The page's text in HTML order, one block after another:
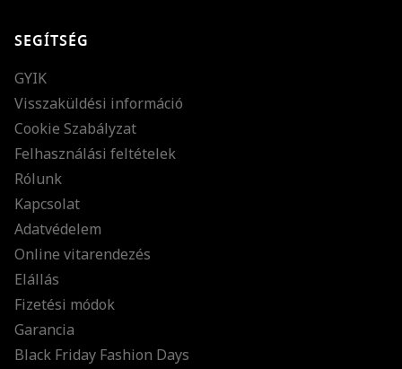
SEGÍTSÉG
GYIK
Visszaküldési információ
Cookie Szabályzat
Felhasználási feltételek
Rólunk
Kapcsolat
Adatvédelem
Online vitarendezés
Elállás
Fizetési módok
Garancia
Black Friday Fashion Days